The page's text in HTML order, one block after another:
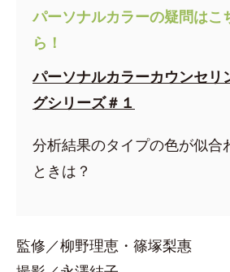
パーソナルカラーの疑問はこ
ら！
パーソナルカラーカウンセリ
グシリーズ＃１
分析結果のタイプの色が似合
ときは？
監修／柳野理恵・篠塚梨惠